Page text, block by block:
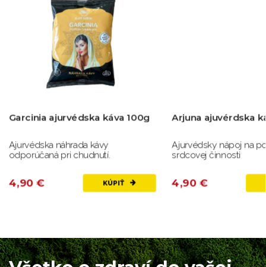
Garcinia ajurvédska káva 100g
Ajurvédska náhrada kávy
odporúčaná pri chudnutí.
4,90 € KÚPIŤ
Arjuna ajuvérdska
Ajurvédsky nápoj na
srdcovej činnosti
4,90 €